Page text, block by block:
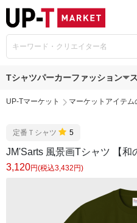
Tシャツパーカーファッション
UP-Tマーケット マーケットアイテム
定番Ｔシャツ 5
JM'Sarts 風景画Tシャツ 【和
3,120円(税込3,432円)